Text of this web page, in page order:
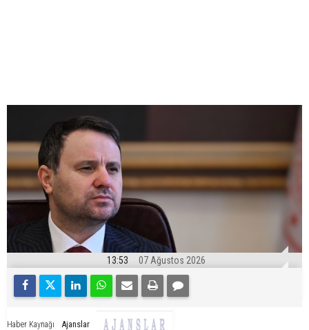
13:53 07 Ağustos 2026
Haber Kaynağı Ajanslar